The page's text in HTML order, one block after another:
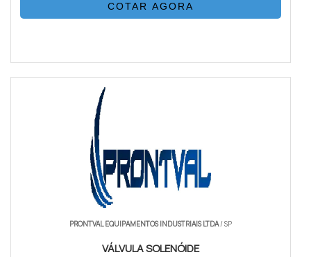
COTAR AGORA
PRONTVAL EQUIPAMENTOS INDUSTRIAIS LTDA/ SP
VÁLVULA SOLENÓIDE